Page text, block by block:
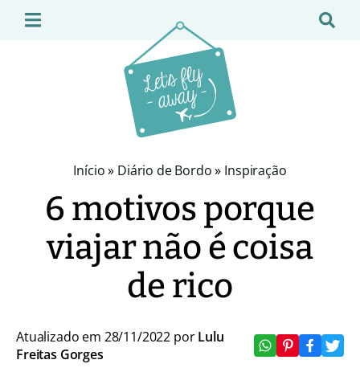
Início» Diário de Bordo» Inspiração
6 motivos porque
viajar não é coisa
de rico
Atualizado em 28/11/2022 porLulu
Freitas Gorges